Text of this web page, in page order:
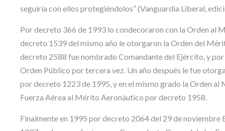
seguiría con ellos protegiéndolos” (Vanguardia Liberal,
Por decreto 366 de 1993 lo condecoraron con la Orden al
decreto 1539 del mismo año le otorgaron la Orden del
decreto 2588 fue nombrado Comandante del Ejército, y
Orden Público por tercera vez. Un año después le fue
por decreto 1223 de 1995, y en el mismo grado la Orden
Fuerza Aérea al Mérito Aeronáutico por decreto 1958.
Finalmente en 1995 por decreto 2064 del 29 de noviembre